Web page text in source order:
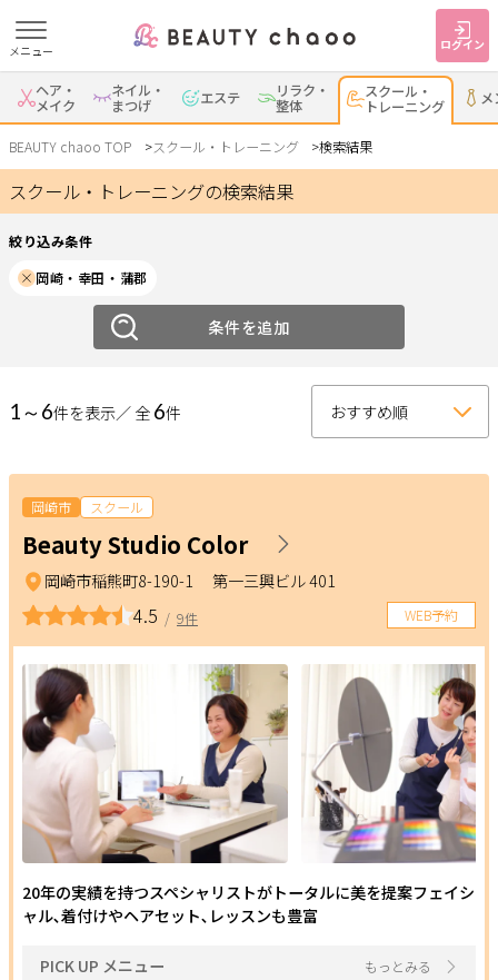
メニュー ログイン
すでに会員の方
ログイン
はじめてご利用の方
新規会員登録
ジャンルで探す
ヘア・メイク ネイル・まつげ
スクール・
トレーニング
メンズ
大人女子トピック ランキング
サポート
よくある質問
利用規約
プライバシーポリシー
運営会社
お知らせ
お問い合わせ
掲載店様
掲載のご案内
掲載の申込み
掲載店様ログイン
ヘア・
メイク
ネイル・
まつげ エステ リラク・
整体
スクール・
トレーニング メ
BEAUTY chaoo TOP スクール・トレーニング 検索結果
スクール・トレーニングの検索結果
絞り込み条件
岡崎・幸田・蒲郡
条件を追加
1～6件を表示／ 全 6件
岡崎市 スクール
Beauty Studio Color
WEB予約
4.5 / 9件
岡崎市稲熊町8-190-1 第一三興ビル 401
20年の実績を持つスペシャリストがトータルに美を提案フェイシ
ャル､着付けやヘアセット､レッスンも豊富
PICK UP メニュー もっとみる
絞り込み
ジャンル
スクール
エリア
岡崎・幸田
・蒲郡
安城
碧南・高浜
豊明・大府・知多・
目的
スクール
ネイル セラピスト
ダンス ゴルフ 整体・トレーナー
その他習い事
トレーニング
パーソナル ヨガ その他スポーツ
条件